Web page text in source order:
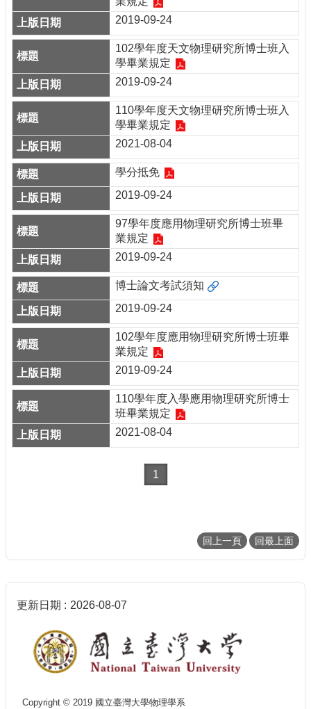
2019-09-24
102學年度天文物理研究所博士班入
學畢業規定
2019-09-24
110學年度天文物理研究所博士班入
學畢業規定
2021-08-04
學分抵免
2019-09-24
97學年度應用物理研究所博士班畢
業規定
2019-09-24
博士論文考試須知
2019-09-24
102學年度應用物理研究所博士班畢
業規定
2019-09-24
110學年度入學應用物理研究所博士
班畢業規定
2021-08-04
1
回上一頁 回最上面
更新日期 2026-08-07
Copyright © 2019 國立臺灣大學物理學系